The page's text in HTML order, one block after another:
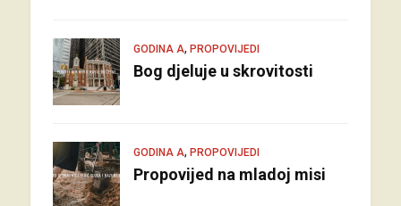
GODINA A, PROPOVIJEDI
Bog djeluje u skrovitosti
GODINA A, PROPOVIJEDI
Propovijed na mladoj misi